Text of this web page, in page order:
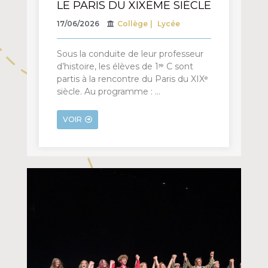
LE PARIS DU XIXÈME SIÈCLE
17/06/2026 Collège Lycée
Sous la conduite de leur professeur
d’histoire, les élèves de 1ʳᵉ C sont
partis à la rencontre du Paris du XIXᵉ
siècle. Au programme : …
VOIR